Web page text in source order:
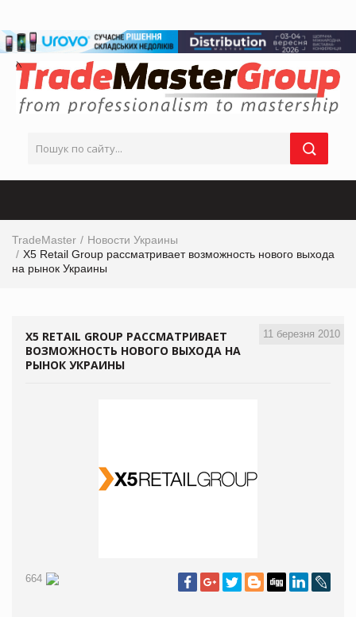
TradeMaster
Новости Украины
X5 Retail Group рассматривает возможность нового выхода
на рынок Украины
11 березня 2010
X5 RETAIL GROUP РАССМАТРИВАЕТ
ВОЗМОЖНОСТЬ НОВОГО ВЫХОДА НА
РЫНОК УКРАИНЫ
664